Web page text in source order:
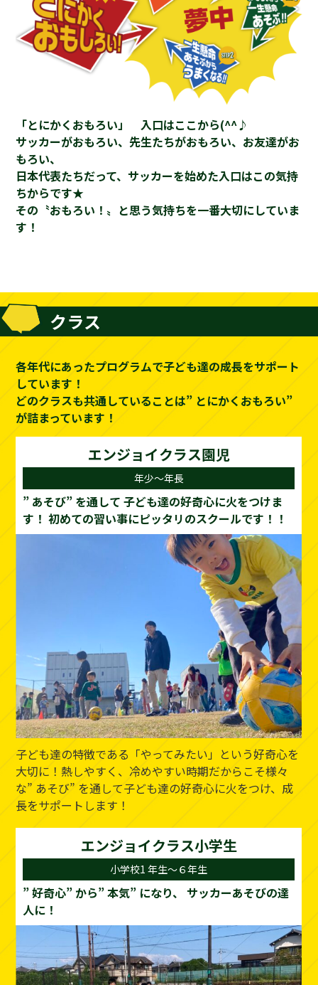
「とにかくおもろい」 入口はここから(^^♪
サッカーがおもろい、先生たちがおもろい、お友達がお
もろい、
日本代表たちだって、サッカーを始めた入口はこの気持
ちからです★
その〝おもろい！〟と思う気持ちを一番大切にしていま
す！
クラス
各年代にあったプログラムで子ども達の成長をサポート
しています！
どのクラスも共通していることは” とにかくおもろい”
が詰まっています！
エンジョイクラス園児
年少～年長
” あそび” を通して 子ども達の好奇心に火をつけま
す！ 初めての習い事にピッタリのスクールです！！
子ども達の特徴である「やってみたい」という好奇心を
大切に！熱しやすく、冷めやすい時期だからこそ様々
な” あそび” を通して子ども達の好奇心に火をつけ、成
長をサポートします！
エンジョイクラス小学生
小学校1 年生～６年生
” 好奇心” から” 本気” になり、
サッカーあそびの達
人に！